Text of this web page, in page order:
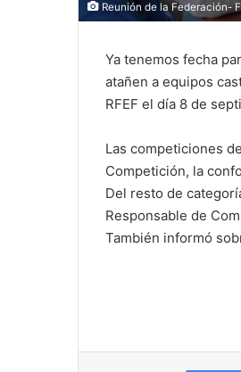
Reunión de la Federación-
Ya tenemos fecha
atañen a equipos
RFEF el día 8 de
Las competiciones
Competición, la
Del resto de
Responsable de
También informó